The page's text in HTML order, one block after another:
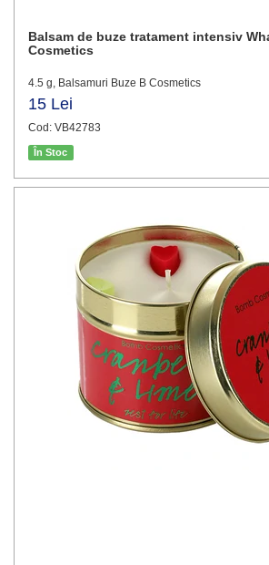
Balsam de buze tratament intensiv
Cosmetics
4.5 g, Balsamuri Buze B Cosmetics
15 Lei
Cod: VB42783
În Stoc